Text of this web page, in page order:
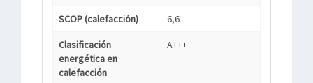
SCOP (calefacción) 6,6
Clasificación
energética en
calefacción
A+++